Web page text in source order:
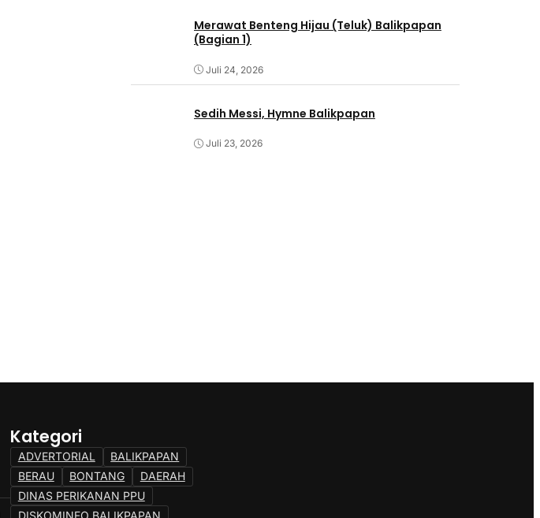
Merawat Benteng Hijau (Teluk) Balikpapan
(Bagian 1)
Juli 24, 2026
Sedih Messi, Hymne Balikpapan
Juli 23, 2026
Kategori
ADVERTORIAL
BALIKPAPAN
BERAU
BONTANG
DAERAH
DINAS PERIKANAN PPU
DISKOMINFO BALIKPAPAN